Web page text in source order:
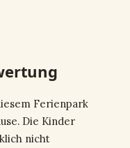
Ferienpark
Die Kinder
nicht